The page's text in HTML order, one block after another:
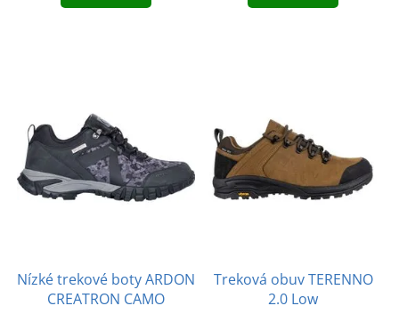
Nízké trekové boty ARDON
CREATRON CAMO
Treková obuv TERENNO
2.0 Low